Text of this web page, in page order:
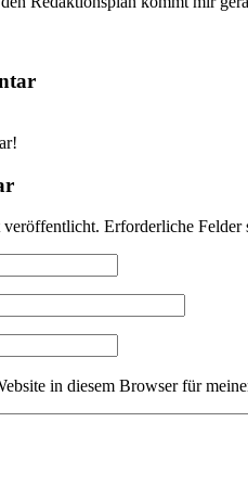
Erforderliche Felder
in diesem Browser für